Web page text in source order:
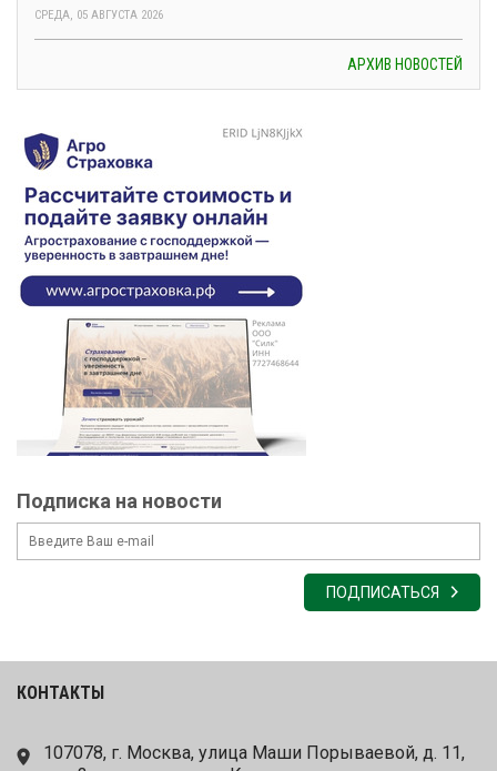
СРЕДА, 05 АВГУСТА 2026
АРХИВ НОВОСТЕЙ
Подписка на новости
ПОДПИСАТЬСЯ
КОНТАКТЫ
107078, г. Москва, улица Маши Порываевой, д. 11,